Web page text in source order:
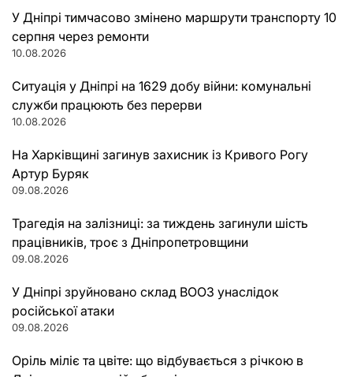
У Дніпрі тимчасово змінено маршрути транспорту 10
серпня через ремонти
10.08.2026
Ситуація у Дніпрі на 1629 добу війни: комунальні
служби працюють без перерви
10.08.2026
На Харківщині загинув захисник із Кривого Рогу
Артур Буряк
09.08.2026
Трагедія на залізниці: за тиждень загинули шість
працівників, троє з Дніпропетровщини
09.08.2026
У Дніпрі зруйновано склад ВООЗ унаслідок
російської атаки
09.08.2026
Оріль міліє та цвіте: що відбувається з річкою в